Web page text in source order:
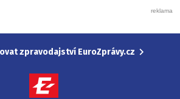
zpravodajství EuroZprávy.cz